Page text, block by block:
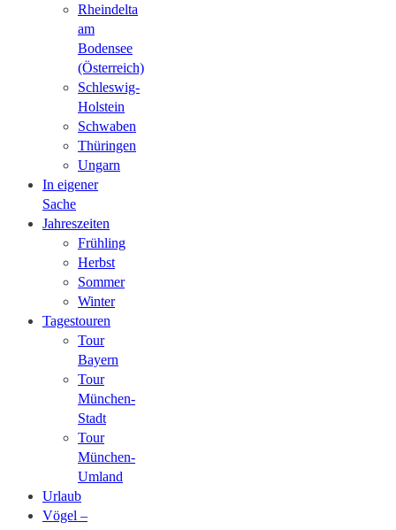
Rheindelta
am
Bodensee
(Österreich)
Schleswig-
Holstein
Schwaben
Thüringen
Ungarn
In eigener
Sache
Jahreszeiten
Frühling
Herbst
Sommer
Winter
Tagestouren
Tour
Bayern
Tour
München-
Stadt
Tour
München-
Umland
Urlaub
Vögel –